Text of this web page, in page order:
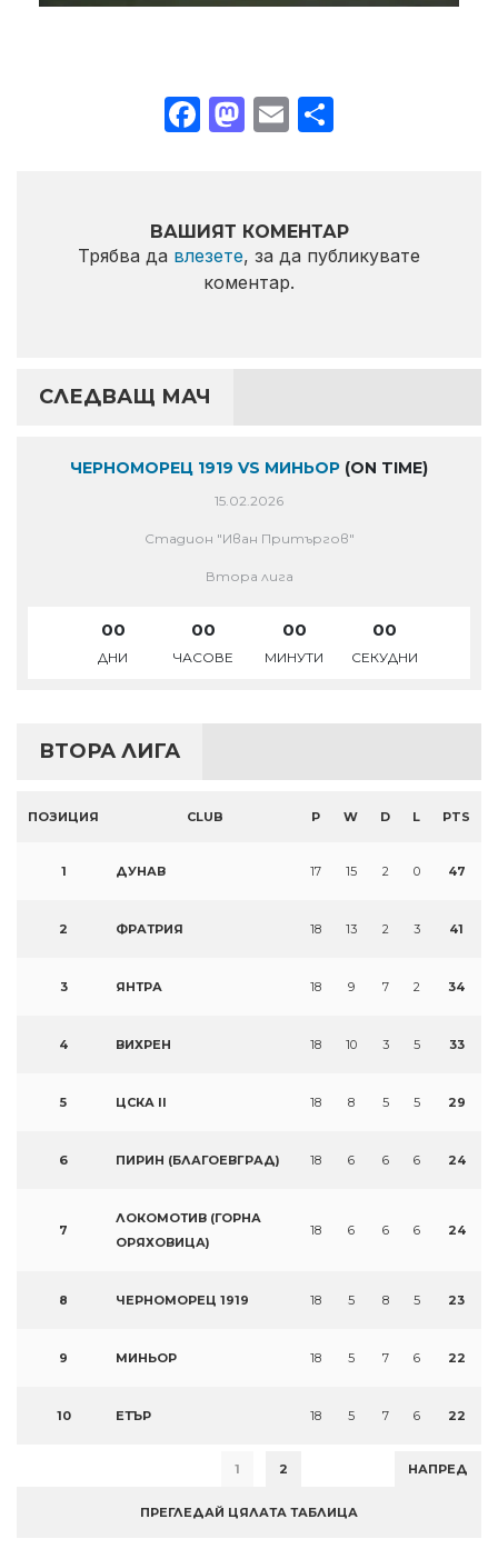
Facebook
Mastodon
Email
ВАШИЯТ КОМЕНТАР
Трябва да влезете, за да публикувате
коментар.
СЛЕДВАЩ МАЧ
ЧЕРНОМОРЕЦ 1919 VS МИНЬОР (ON TIME)
15.02.2026
Стадион "Иван Притъргов"
Втора лига
00
ДНИ
00
ЧАСОВЕ
00
МИНУТИ
00
СЕКУДНИ
ВТОРА ЛИГА
ПОЗИЦИЯ CLUB P W D L PTS
1 ДУНАВ 17 15 2 0 47
2 ФРАТРИЯ 18 13 2 3 41
3 ЯНТРА 18 9 7 2 34
4 ВИХРЕН 18 10 3 5 33
5 ЦСКА II 18 8 5 5 29
6 ПИРИН (БЛАГОЕВГРАД) 18 6 6 6 24
7
ЛОКОМОТИВ (ГОРНА
ОРЯХОВИЦА)
18 6 6 6 24
8 ЧЕРНОМОРЕЦ 1919 18 5 8 5 23
9 МИНЬОР 18 5 7 6 22
10 ЕТЪР 18 5 7 6 22
1 2 НАПРЕД
ПРЕГЛЕДАЙ ЦЯЛАТА ТАБЛИЦА